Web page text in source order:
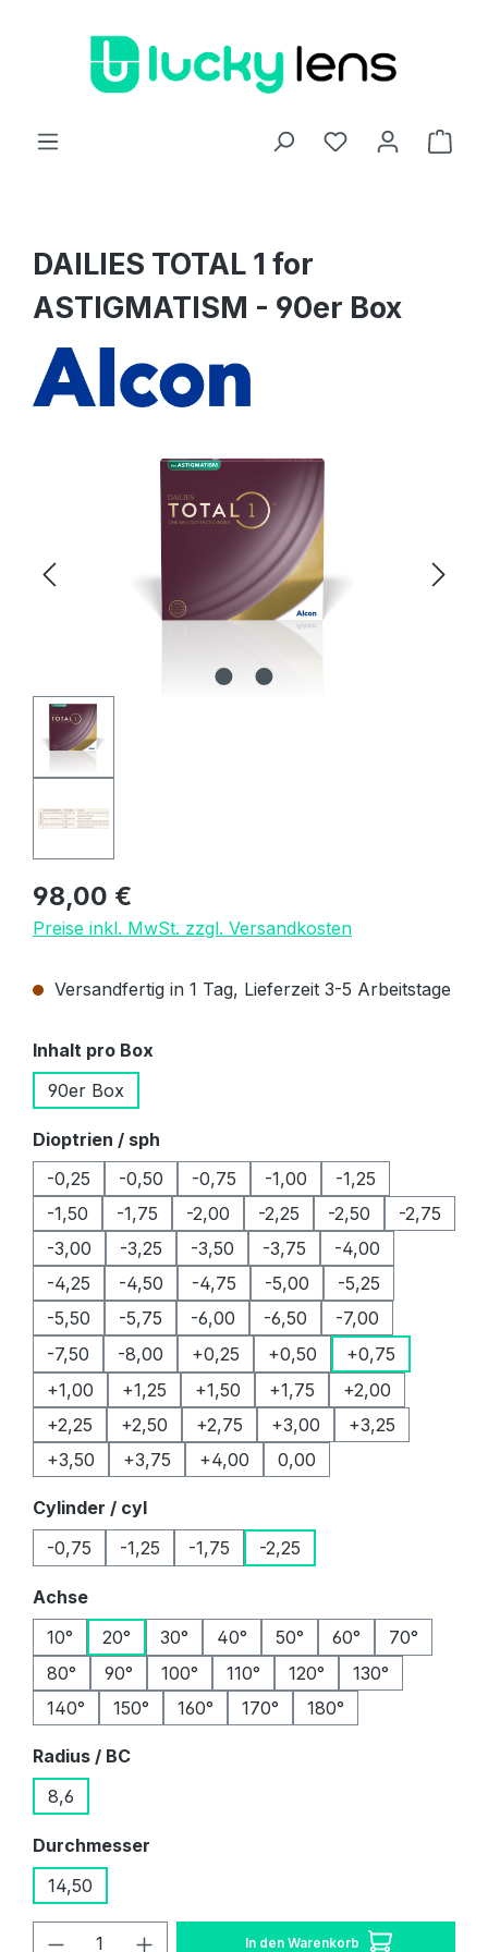
DAILIES TOTAL 1 for
ASTIGMATISM - 90er Box
Bildergalerie überspringen
Regulärer Preis:
98,00 €
Preise inkl. MwSt. zzgl. Versandkosten
Versandfertig in 1 Tag, Lieferzeit 3-5 Arbeitstage
Inhalt pro Box
90er Box
Dioptrien / sph
-0,25
-0,50 -0,75 -1,00
-1,25
-1,50
-1,75 -2,00 -2,25 -2,50
-2,75
-3,00
-3,25 -3,50 -3,75
-4,00
-4,25
-4,50 -4,75 -5,00
-5,25
-5,50
-5,75 -6,00 -6,50
-7,00
-7,50
-8,00 +0,25 +0,50
+0,75
+1,00
+1,25 +1,50 +1,75
+2,00
+2,25
+2,50 +2,75 +3,00
+3,25
+3,50
+3,75 +4,00 0,00
Cylinder / cylauswählen
-0,75
-1,25 -1,75 -2,25
Achseauswählen
10°
20° 30° 40° 50° 60°
70°
80°
90° 100° 110° 120°
130°
140°
150° 160° 170° 180°
Radius / BCauswählen
8,6
Durchmesser
14,50
Produkt Anzahl: Gib den
In den Warenkorb